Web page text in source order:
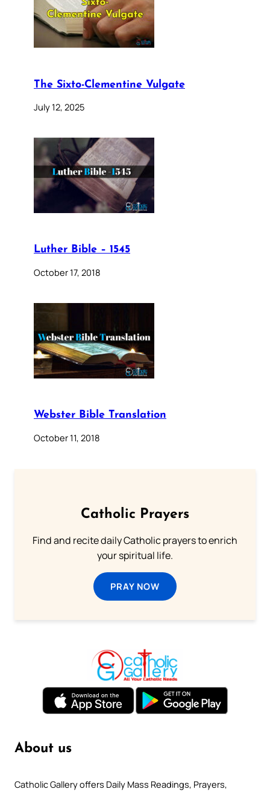
The Sixto-Clementine Vulgate
July 12, 2025
Luther Bible – 1545
October 17, 2018
Webster Bible Translation
October 11, 2018
Catholic Prayers
Find and recite daily Catholic prayers to enrich
your spiritual life.
PRAY NOW
About us
Catholic Gallery offers Daily Mass Readings, Prayers,